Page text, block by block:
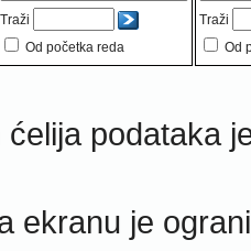
Traži
Od početka reda
Traži
Od
ćelija podataka
ekranu je